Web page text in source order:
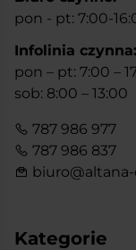
pon - pt: 7:00-
Infolinia czynna:
pon – pt: 7:00 –
sob: 8:00 – 13:00
787 986 977
787 986 837
Kategorie